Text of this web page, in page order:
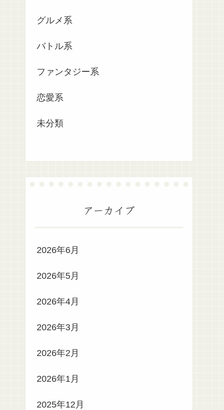
グルメ系
バトル系
ファンタジー系
恋愛系
未分類
アーカイブ
2026年6月
2026年5月
2026年4月
2026年3月
2026年2月
2026年1月
2025年12月